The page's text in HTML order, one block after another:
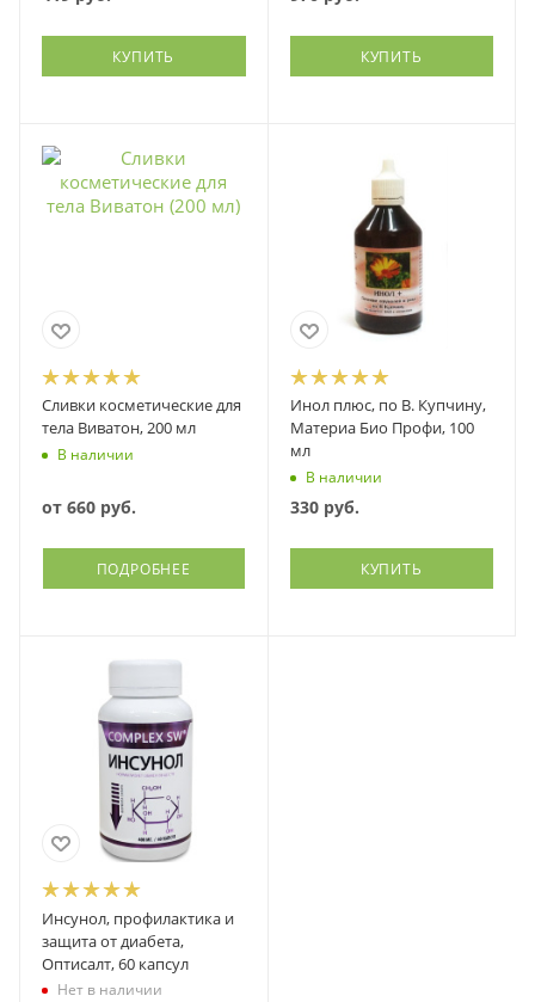
КУПИТЬ КУПИТЬ
Сливки косметические для
тела Виватон, 200 мл
В наличии
от 660 руб.
ПОДРОБНЕЕ
Инол плюс, по В. Купчину,
Материа Био Профи, 100
мл
В наличии
330руб.
КУПИТЬ
Инсунол, профилактика и
защита от диабета,
Оптисалт, 60 капсул
Нет в наличии